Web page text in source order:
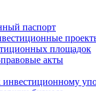
паспорт
площадок
акты